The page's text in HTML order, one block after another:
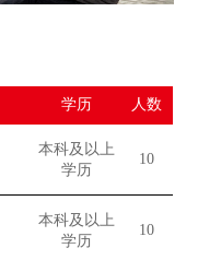
学历 人数
本科及以上
学历
10
本科及以上
学历
10